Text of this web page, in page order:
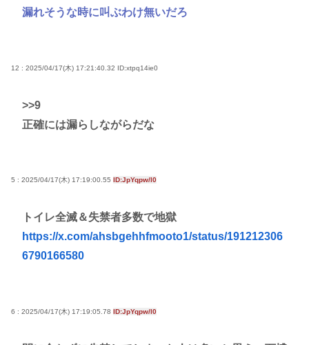
漏れそうな時に叫ぶわけ無いだろ
12 : 2025/04/17(木) 17:21:40.32 ID:xtpq14ie0
>>9
正確には漏らしながらだな
5 : 2025/04/17(木) 17:19:00.55 ID:JpYqpw/l0
トイレ全滅＆失禁者多数で地獄
https://x.com/ahsbgehhfmooto1/status/191212306
6790166580
6 : 2025/04/17(木) 17:19:05.78 ID:JpYqpw/l0